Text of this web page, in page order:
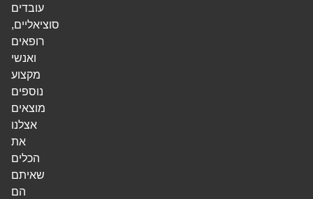
עובדים
סוציאליים,
רופאים
ואנשי
מקצוע
נוספים
מוצאים
אצלנו
את
הכלים
שאיתם
הם